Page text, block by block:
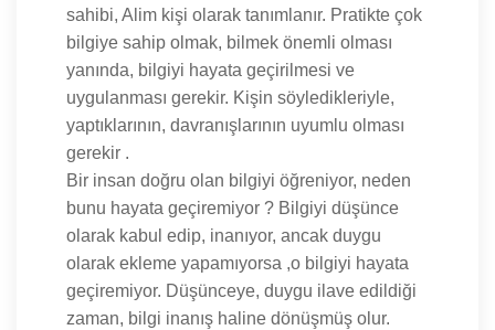
sahibi, Alim kişi olarak tanımlanır. Pratikte çok
bilgiye sahip olmak, bilmek önemli olması
yanında, bilgiyi hayata geçirilmesi ve
uygulanması gerekir. Kişin söyledikleriyle,
yaptıklarının, davranışlarının uyumlu olması
gerekir .
Bir insan doğru olan bilgiyi öğreniyor, neden
bunu hayata geçiremiyor ? Bilgiyi düşünce
olarak kabul edip, inanıyor, ancak duygu
olarak ekleme yapamıyorsa ,o bilgiyi hayata
geçiremiyor. Düşünceye, duygu ilave edildiği
zaman, bilgi inanış haline dönüşmüş olur.